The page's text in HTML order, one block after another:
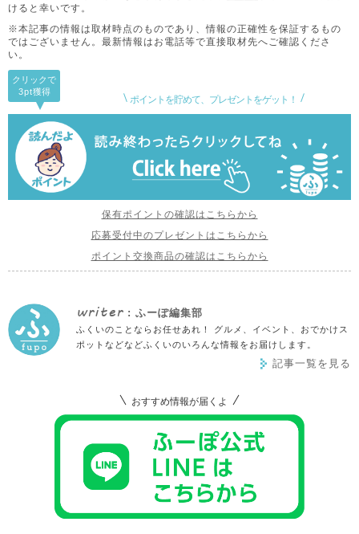
けると幸いです。
※本記事の情報は取材時点のものであり、情報の正確性を保証するもの
ではございません。 最新情報はお電話等で直接取材先へご確認くださ
い。
ポイントを貯めて、プレゼントをゲット！
クリックで
3pt獲得
保有ポイントの確認はこちらから
応募受付中のプレゼントはこちらから
ポイント交換商品の確認はこちらから
writer : ふーぽ編集部
ふくいのことならお任せあれ！ グルメ、イベント、おでかけス
ポットなどなどふくいのいろんな情報をお届けします。
記事一覧を見る
おすすめ情報が届くよ